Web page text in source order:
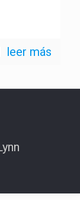
leer más